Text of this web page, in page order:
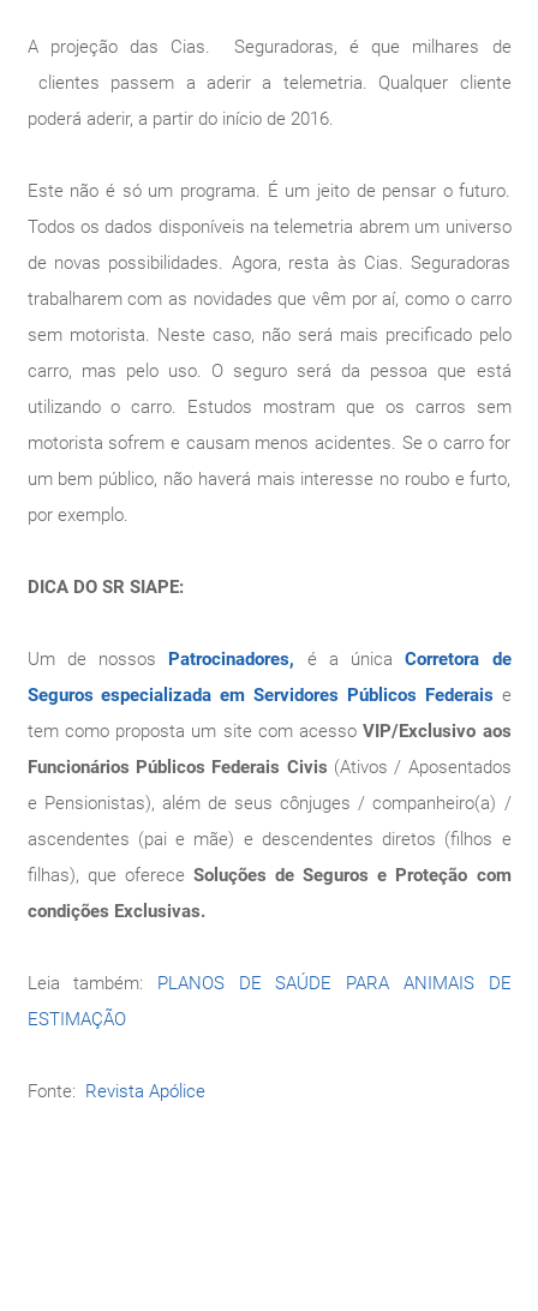
A projeção das Cias. Seguradoras, é que milhares de
clientes passem a aderir a telemetria. Qualquer cliente
poderá aderir, a partir do início de 2016.
Este não é só um programa. É um jeito de pensar o futuro.
Todos os dados disponíveis na telemetria abrem um universo
de novas possibilidades. Agora, resta às Cias. Seguradoras
trabalharem com as novidades que vêm por aí, como o carro
sem motorista. Neste caso, não será mais precificado pelo
carro, mas pelo uso. O seguro será da pessoa que está
utilizando o carro. Estudos mostram que os carros sem
motorista sofrem e causam menos acidentes. Se o carro for
um bem público, não haverá mais interesse no roubo e furto,
por exemplo.
DICA DO SR SIAPE:
Um de nossos Patrocinadores, é a únicaCorretora de
Seguros especializada em Servidores Públicos Federais e
tem como proposta um site com acessoVIP/Exclusivo aos
Funcionários Públicos Federais Civis (Ativos / Aposentados
e Pensionistas), além de seus cônjuges / companheiro(a) /
ascendentes (pai e mãe) e descendentes diretos (filhos e
filhas), que oferece Soluções de Seguros e Proteção com
condições Exclusivas.
Leia também: PLANOS DE SAÚDE PARA ANIMAIS DE
ESTIMAÇÃO
Fonte: Revista Apólice